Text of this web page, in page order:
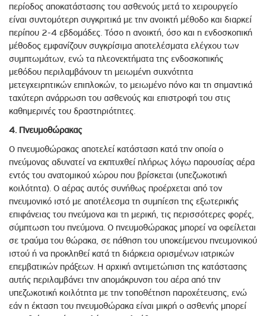
περίοδος αποκατάστασης του ασθενούς μετά το χειρουργείο
είναι συντομότερη συγκριτικά με την ανοικτή μέθοδο και διαρκεί
περίπου 2-4 εβδομάδες. Τόσο η ανοικτή, όσο και η ενδοσκοπική
μέθοδος εμφανίζουν συγκρίσιμα αποτελέσματα ελέγχου των
συμπτωμάτων, ενώ τα πλεονεκτήματα της ενδοσκοπικής
μεθόδου περιλαμβάνουν τη μειωμένη συχνότητα
μετεγχειρητικών επιπλοκών, το μειωμένο πόνο και τη σημαντικά
ταχύτερη ανάρρωση του ασθενούς και επιστροφή του στις
καθημερινές του δραστηριότητες.
4. Πνευμοθώρακας
Ο πνευμοθώρακας αποτελεί κατάσταση κατά την οποία ο
πνεύμονας αδυνατεί να εκπτυχθεί πλήρως λόγω παρουσίας αέρα
εντός του ανατομικού χώρου που βρίσκεται (υπεζωκοτική
κοιλότητα). Ο αέρας αυτός συνήθως προέρχεται από τον
πνευμονικό ιστό με αποτέλεσμα τη συμπίεση της εξωτερικής
επιφάνειας του πνεύμονα και τη μερική, τις περισσότερες φορές,
σύμπτωση του πνεύμονα. Ο πνευμοθώρακας μπορεί να οφείλεται
σε τραύμα του θώρακα, σε πάθηση του υποκείμενου πνευμονικού
ιστού ή να προκληθεί κατά τη διάρκεια ορισμένων ιατρικών
επεμβατικών πράξεων. Η αρχική αντιμετώπιση της κατάστασης
αυτής περιλαμβάνει την απομάκρυνση του αέρα από την
υπεζωκοτική κοιλότητα με την τοποθέτηση παροχέτευσης, ενώ
εάν η έκταση του πνευμοθώρακα είναι μικρή ο ασθενής μπορεί